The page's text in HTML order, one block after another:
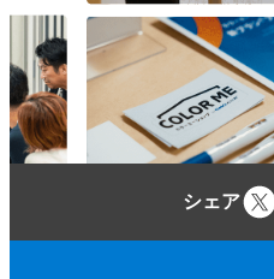
本規約、本イベン
サイトに定める事項
場所・施設等の定め
下「本規約等」と
ければならないも
おそれがあると当
（当社が本イベン
シェア